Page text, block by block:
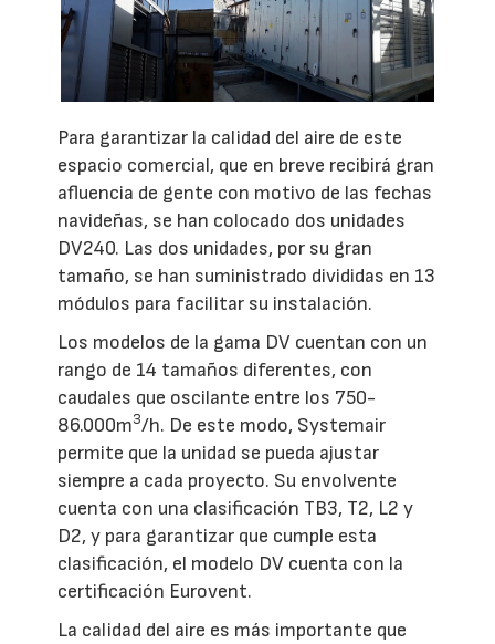
Para garantizar la calidad del aire de este
espacio comercial, que en breve recibirá gran
afluencia de gente con motivo de las fechas
navideñas, se han colocado dos unidades
DV240. Las dos unidades, por su gran
tamaño, se han suministrado divididas en 13
módulos para facilitar su instalación.
Los modelos de la gama DV cuentan con un
rango de 14 tamaños diferentes, con
caudales que oscilante entre los 750-
86.000m3/h. De este modo, Systemair
permite que la unidad se pueda ajustar
siempre a cada proyecto. Su envolvente
cuenta con una clasificación TB3, T2, L2 y
D2, y para garantizar que cumple esta
clasificación, el modelo DV cuenta con la
certificación Eurovent.
La calidad del aire es más importante que